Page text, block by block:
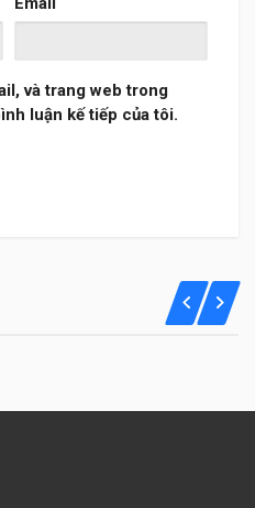
và trang web trong
luận kế tiếp của tôi.